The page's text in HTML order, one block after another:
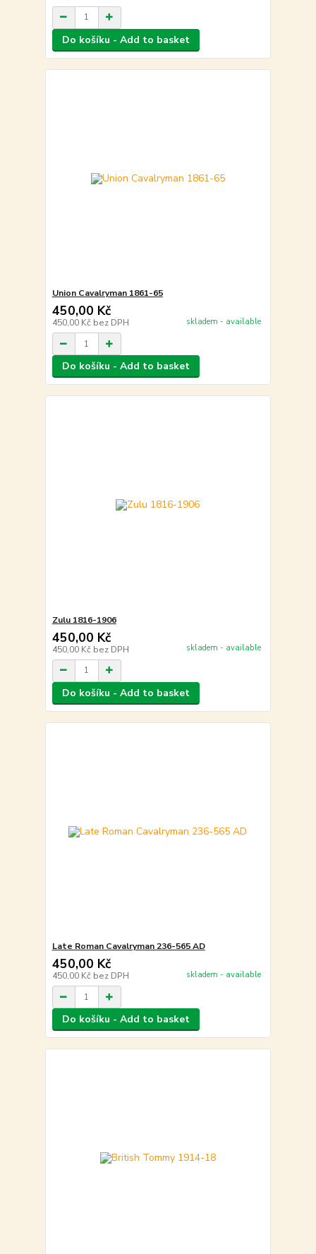
Do košíku - Add to basket
Union Cavalryman 1861-65
450,00 Kč
450,00 Kč bez DPH skladem - available
Do košíku - Add to basket
Zulu 1816-1906
450,00 Kč
450,00 Kč bez DPH skladem - available
Do košíku - Add to basket
Late Roman Cavalryman 236-565 AD
450,00 Kč
450,00 Kč bez DPH skladem - available
Do košíku - Add to basket